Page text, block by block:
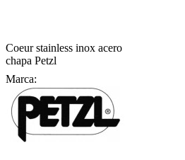
Coeur stainless inox acero
chapa Petzl
Marca: